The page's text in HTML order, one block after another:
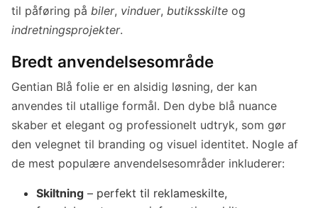
til påføring på biler, vinduer, butiksskilte og
indretningsprojekter.
Bredt anvendelsesområde
Gentian Blå folie er en alsidig løsning, der kan
anvendes til utallige formål. Den dybe blå nuance
skaber et elegant og professionelt udtryk, som gør
den velegnet til branding og visuel identitet. Nogle af
de mest populære anvendelsesområder inkluderer:
Skiltning – perfekt til reklameskilte,